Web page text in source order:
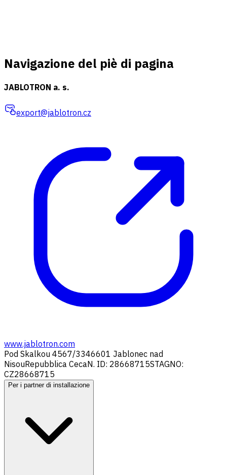
Navigazione del piè di pagina
JABLOTRON a. s.
export@jablotron.cz
www.jablotron.com
Pod Skalkou 4567/3346601 Jablonec nad
NisouRepubblica CecaN. ID: 28668715STAGNO:
CZ28668715
Per i partner di installazione